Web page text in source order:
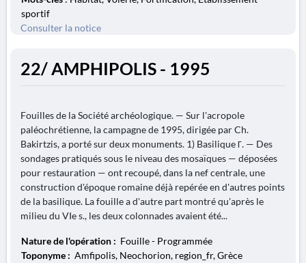
sportif
Consulter la notice
22/ AMPHIPOLIS - 1995
Fouilles de la Société archéologique. — Sur l'acropole
paléochrétienne, la campagne de 1995, dirigée par Ch.
Bakirtzis, a porté sur deux monuments. 1) Basilique Γ. — Des
sondages pratiqués sous le niveau des mosaïques — déposées
pour restauration — ont recoupé, dans la nef centrale, une
construction d'époque romaine déjà repérée en d'autres points
de la basilique. La fouille a d'autre part montré qu'après le
milieu du VIe s., les deux colonnades avaient été...
Nature de l'opération : Fouille - Programmée
Toponyme : Amfipolis, Neochorion, region_fr, Grèce